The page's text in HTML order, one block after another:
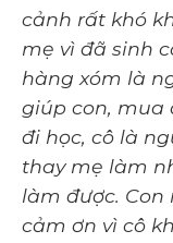
cảnh rất khó
mẹ vì đã sinh
hàng xóm là
giúp con, mua
đi học, cô là
thay mẹ làm
làm được. Con
cảm ơn vì cô